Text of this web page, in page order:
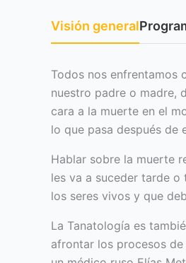
Visión general
Todos nos enfrentamos
nuestro padre o madre,
cara a la muerte en el
lo que pasa después de
Hablar sobre la muerte
les va a suceder tarde
los seres vivos y que
La Tanatología es
afrontar los procesos